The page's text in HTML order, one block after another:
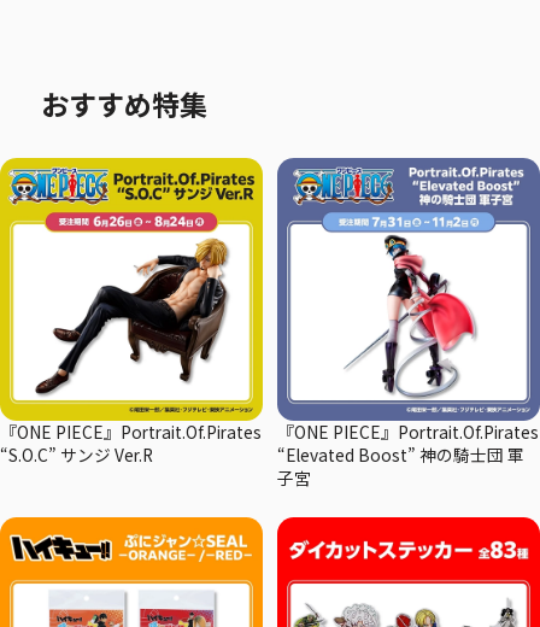
おすすめ特集
『ONE PIECE』Portrait.Of.Pirates
“S.O.C” サンジ Ver.R
『ONE PIECE』Portrait.Of.Pirates
“Elevated Boost” 神の騎士団 軍
子宮